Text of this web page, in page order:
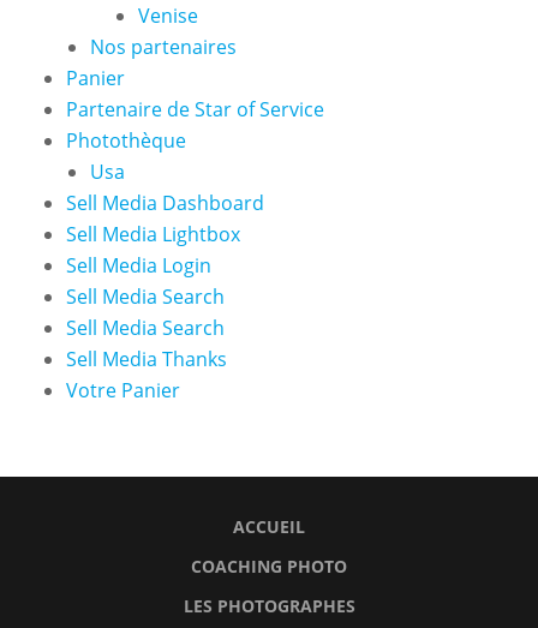
Venise
Nos partenaires
Panier
Partenaire de Star of Service
Photothèque
Usa
Sell Media Dashboard
Sell Media Lightbox
Sell Media Login
Sell Media Search
Sell Media Search
Sell Media Thanks
Votre Panier
ACCUEIL
COACHING PHOTO
LES PHOTOGRAPHES